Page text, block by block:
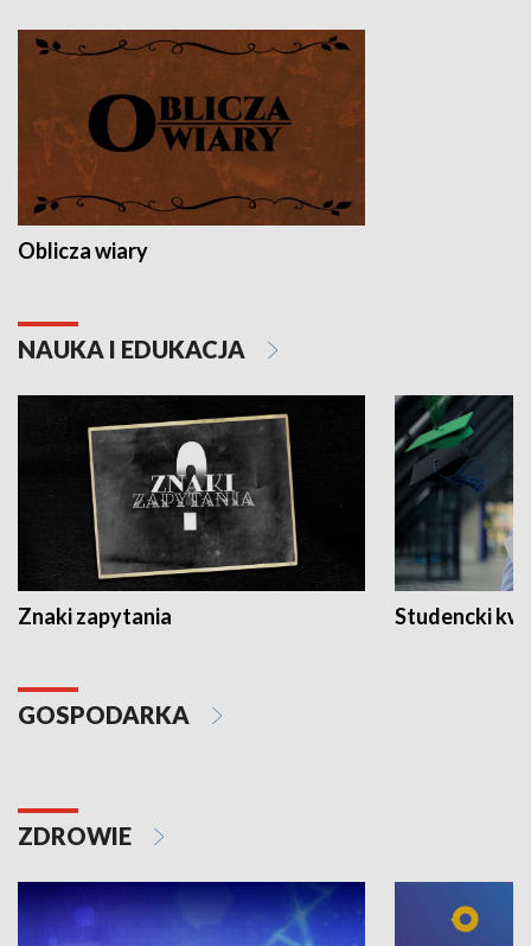
Oblicza wiary
NAUKA I EDUKACJA
Znaki zapytania Studencki
GOSPODARKA
ZDROWIE